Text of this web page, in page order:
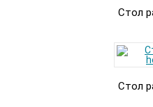
Стол
Стол